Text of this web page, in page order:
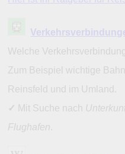
Welche
Zum Beispiel wichtige
Reinsfeld und im Umland.
✓ Mit Suche nach
Flughafen.